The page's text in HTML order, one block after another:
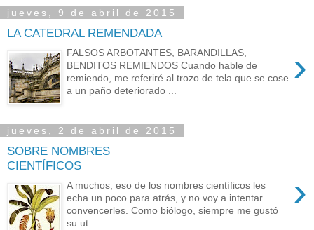
jueves, 9 de abril de 2015
LA CATEDRAL REMENDADA
›
FALSOS ARBOTANTES, BARANDILLAS,
BENDITOS REMIENDOS Cuando hable de
remiendo, me referiré al trozo de tela que se cose
a un paño deteriorado ...
jueves, 2 de abril de 2015
SOBRE NOMBRES
CIENTÍFICOS
›
A muchos, eso de los nombres científicos les
echa un poco para atrás, y no voy a intentar
convencerles. Como biólogo, siempre me gustó
su ut...